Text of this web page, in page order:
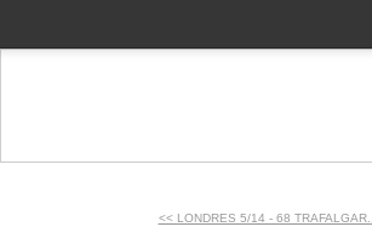
<< LONDRES 5/14 - 68 TRAFALGAR...